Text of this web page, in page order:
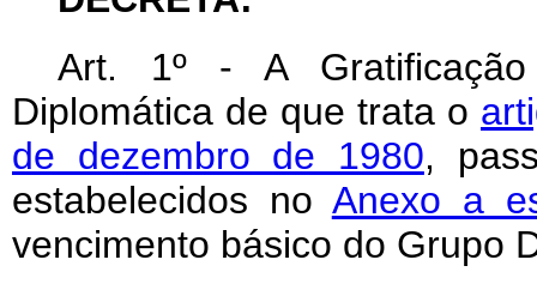
Art. 1º - A Gratificação
Diplomática de que trata o
de dezembro de 1980,
estabelecidos no Anexo a
vencimento básico do Grupo